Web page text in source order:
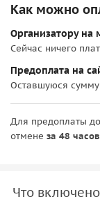
Как можно
Организатору на
Сейчас ничего
Предоплата на
Оставшуюся сумму
Для предоплаты
отмене за 48 часов
Что включено